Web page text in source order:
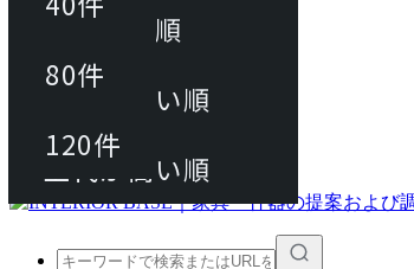
動画マニュアル
FAQ
カート
80件
120件
おすすめ順
上代が安い順
上代が高い順
80件
120件